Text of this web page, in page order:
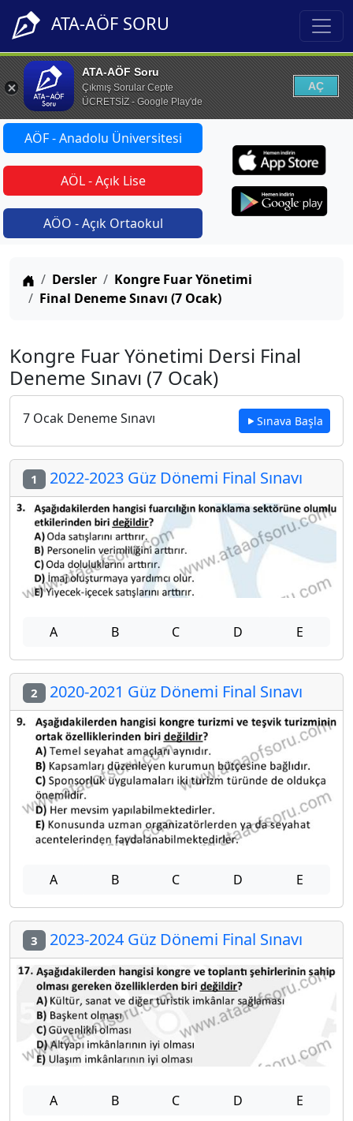
ATA-AÖF SORU
ATA-AÖF Soru
Çıkmış Sorular Cepte
ÜCRETSİZ - Google Play'de
AÇ
AÖF - Anadolu Üniversitesi
AÖL - Açık Lise
AÖO - Açık Ortaokul
Anasayfa
Dersler
Kongre Fuar Yönetimi
Final Deneme Sınavı (7 Ocak)
Kongre Fuar Yönetimi Dersi Final
Deneme Sınavı (7 Ocak)
7 Ocak Deneme Sınavı Sınava Başla
1 2022-2023 Güz Dönemi Final Sınavı
A B C D E
2 2020-2021 Güz Dönemi Final Sınavı
A B C D E
3 2023-2024 Güz Dönemi Final Sınavı
A B C D E